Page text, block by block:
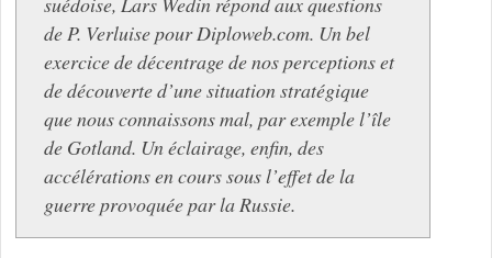
de P. Verluise pour Diploweb.com. Un bel
exercice de décentrage de nos perceptions et
de découverte d’une situation stratégique
que nous connaissons mal, par exemple l’île
de Gotland. Un éclairage, enfin, des
accélérations en cours sous l’effet de la
guerre provoquée par la Russie.